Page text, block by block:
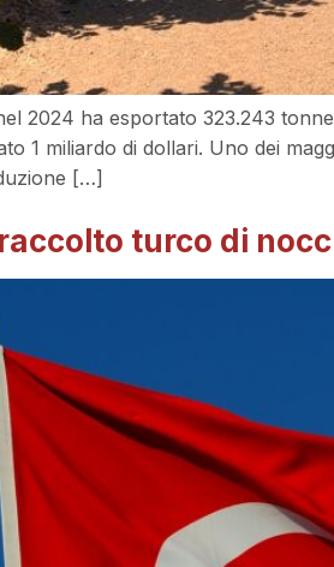
2024 ha esportato 323.243
1 miliardo di dollari. Uno dei
[…]
turco di